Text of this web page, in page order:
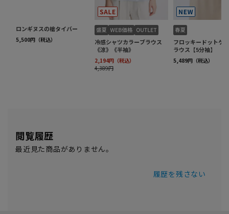
閲覧履歴
最近見た商品がありません。
履歴を残さない